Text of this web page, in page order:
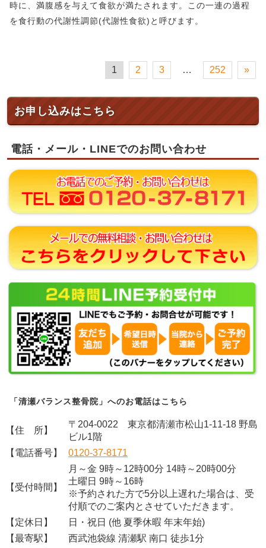
時に、満腹感を与えて食欲が満たされます。この一連の過程
を食行動の代謝性調節(代謝性食欲)と呼びます。
1 2 3 … 252 »
お申し込みはこちら
電話・メール・LINEでのお問い合わせ
「清瀬バランス整骨院」へのお電話はこちら
【住 所】
〒204-0022 東京都清瀬市松山1-11-18 野島
ビル1階
【電話番号】
0120-37-8171
【受付時間】
月～金 9時～12時00分 14時～20時00分
土曜日 9時～16時
※予約された方で5分以上遅れた場合は、受
付順でのご案内とさせていただきます。
【定休日】
日・祝日 (他 夏季休暇 年末年始)
【最寄駅】
西武池袋線 清瀬駅 南口 徒歩1分